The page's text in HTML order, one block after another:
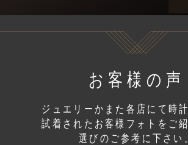
お客様の声
ジュエリーかまた各店にて時
試着されたお客様フォトをご
選びのご参考に下さい。